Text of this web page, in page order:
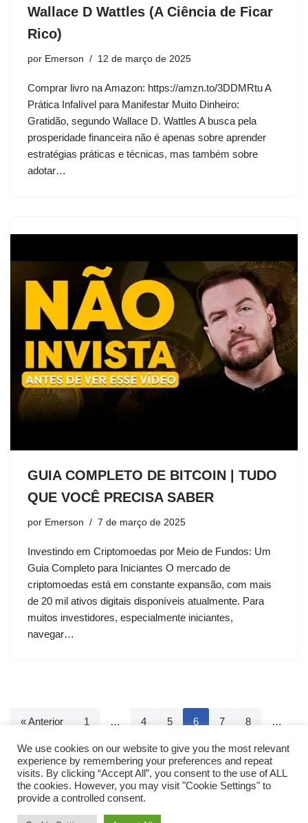
Wallace D Wattles (A Ciência de Ficar
Rico)
por Emerson 12 de março de 2025
Comprar livro na Amazon: https://amzn.to/3DDMRtu A
Prática Infalível para Manifestar Muito Dinheiro:
Gratidão, segundo Wallace D. Wattles A busca pela
prosperidade financeira não é apenas sobre aprender
estratégias práticas e técnicas, mas também sobre
adotar…
GUIA COMPLETO DE BITCOIN | TUDO
QUE VOCÊ PRECISA SABER
por Emerson 7 de março de 2025
Investindo em Criptomoedas por Meio de Fundos: Um
Guia Completo para Iniciantes O mercado de
criptomoedas está em constante expansão, com mais
de 20 mil ativos digitais disponíveis atualmente. Para
muitos investidores, especialmente iniciantes,
navegar…
« Anterior 1 … 4 5 6 7 8 …
35 Próximo »
We use cookies on our website to give you the most relevant
experience by remembering your preferences and repeat
visits. By clicking “Accept All”, you consent to the use of ALL
the cookies. However, you may visit "Cookie Settings" to
provide a controlled consent.